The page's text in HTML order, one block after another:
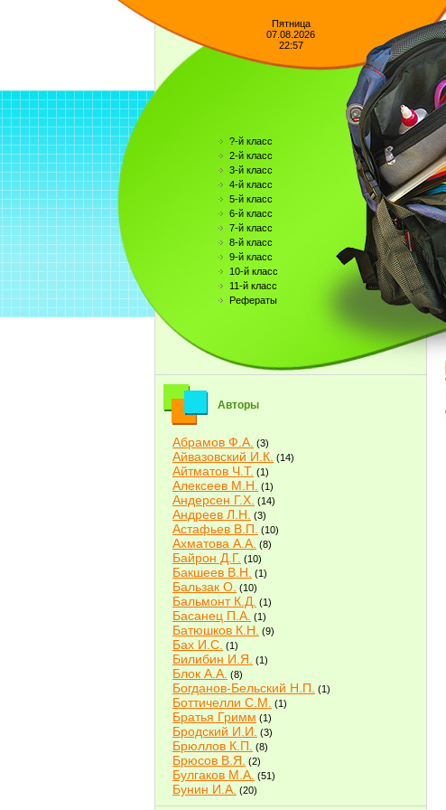
Пятница
07.08.2026
22:57
?-й класс
2-й класс
3-й класс
4-й класс
5-й класс
6-й класс
7-й класс
8-й класс
9-й класс
10-й класс
11-й класс
Рефераты
Авторы
Абрамов Ф.А. (3)
Айвазовский И.К. (14)
Айтматов Ч.Т. (1)
Алексеев М.Н. (1)
Андерсен Г.Х. (14)
Андреев Л.Н. (3)
Астафьев В.П. (10)
Ахматова А.А. (8)
Байрон Д.Г. (10)
Бакшеев В.Н. (1)
Бальзак О. (10)
Бальмонт К.Д. (1)
Басанец П.А. (1)
Батюшков К.Н. (9)
Бах И.С. (1)
Билибин И.Я. (1)
Блок А.А. (8)
Богданов-Бельский Н.П. (1)
Боттичелли С.М. (1)
Братья Гримм (1)
Бродский И.И. (3)
Брюллов К.П. (8)
Брюсов В.Я. (2)
Булгаков М.А. (51)
Бунин И.А. (20)
Быков В.В.(2)